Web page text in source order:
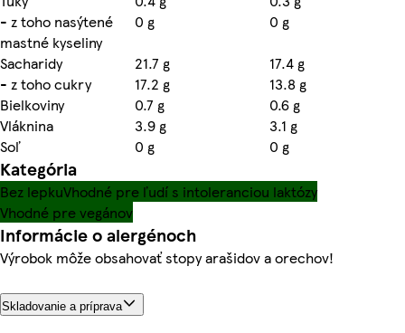
- z toho nasýtené
mastné kyseliny
0 g
0 g
Sacharidy
21.7 g
17.4 g
- z toho cukry
17.2 g
13.8 g
Bielkoviny
0.7 g
0.6 g
Vláknina
3.9 g
3.1 g
Soľ
0 g 0 g
Kategória
Bez lepkuVhodné pre ľudí s intoleranciou laktózy
Vhodné pre vegánov
Informácie o alergénoch
Výrobok môže obsahovať stopy arašidov a orechov!
Skladovanie a príprava